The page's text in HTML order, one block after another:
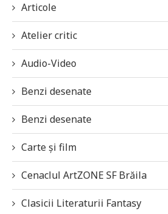
Articole
Atelier critic
Audio-Video
Benzi desenate
Benzi desenate
Carte și film
Cenaclul ArtZONE SF Brăila
Clasicii Literaturii Fantasy